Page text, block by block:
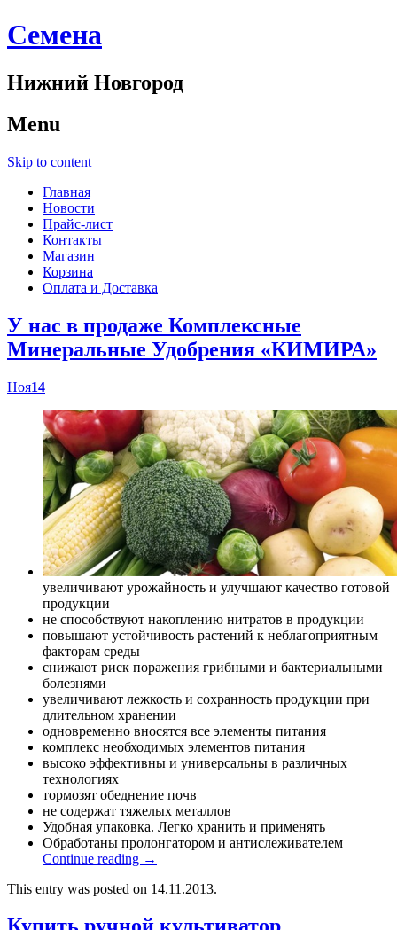
Cемена
Нижний Новгород
Menu
Skip to content
Главная
Новости
Прайс-лист
Контакты
Магазин
Корзина
Оплата и Доставка
У нас в продаже Комплексные
Минеральные Удобрения «КИМИРА»
Ноя14
увеличивают урожайность и улучшают качество готовой
продукции
не способствуют накоплению нитратов в продукции
повышают устойчивость растений к неблагоприятным
факторам среды
снижают риск поражения грибными и бактериальными
болезнями
увеличивают лежкость и сохранность продукции при
длительном хранении
одновременно вносятся все элементы питания
комплекс необходимых элементов питания
высоко эффективны и универсальны в различных
технологиях
тормозят обеднение почв
не содержат тяжелых металлов
Удобная упаковка. Легко хранить и применять
Обработаны пролонгатором и антислеживателем
Continue reading →
This entry was posted on 14.11.2013.